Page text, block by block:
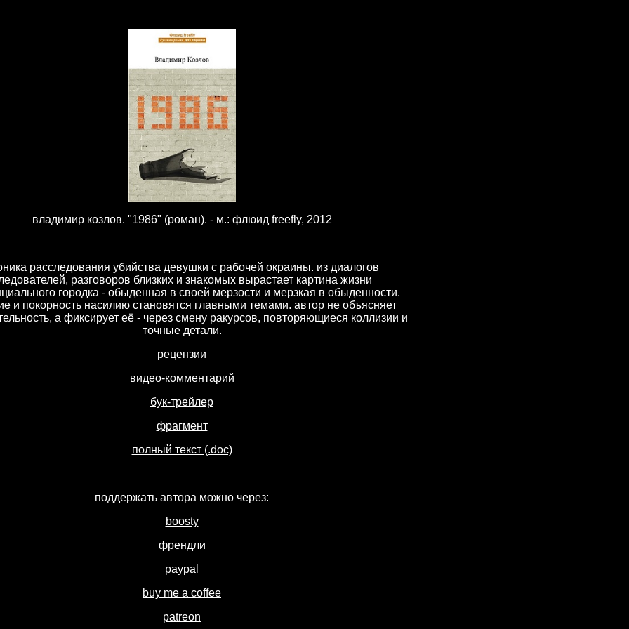
владимир козлов. "1986" (роман). - м.: флюид freefly, 2012
расследования убийства девушки с рабочей окраины. из диалогов
разговоров близких и знакомых вырастает картина жизни
городка - обыденная в своей мерзости и мерзкая в обыденности.
и покорность насилию становятся главными темами. автор не объясняет
а фиксирует её - через смену ракурсов, повторяющиеся коллизии и
точные детали.
рецензии
видео-комментарий
бук-трейлер
фрагмент
полный текст (.doc)
поддержать автора можно через:
boosty
френдли
paypal
buy me a coffee
patreon